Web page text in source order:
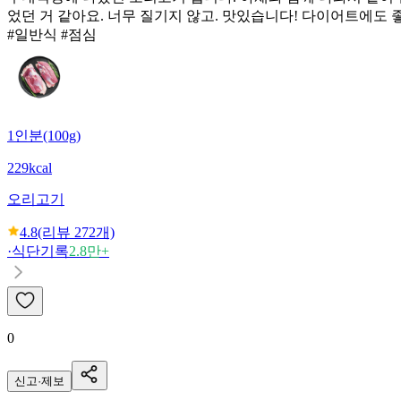
었던 거 같아요. 너무 질기지 않고. 맛있습니다! 다이어트에도
#일반식 #점심
1인분(100g)
229kcal
오리고기
4.8(리뷰 272개)
·식단기록2.8만+
0
신고·제보